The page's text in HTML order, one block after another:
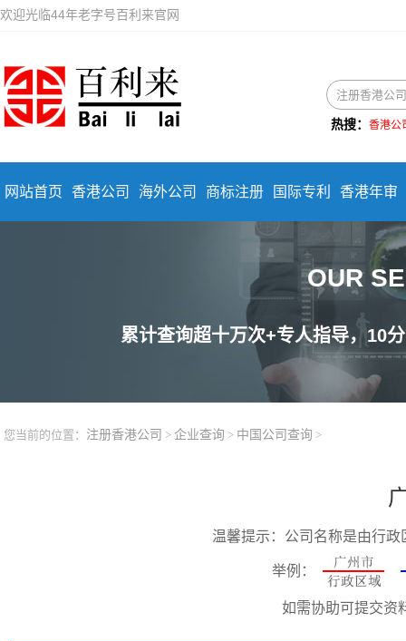
欢迎光临44年老字号百利来官网
热搜： 香港公
网站首页 香港公司 海外公司 商标注册 国际专利 香港年审
OUR
累计查询超十万次+专人指导，10
您当前的位置： 注册香港公司 > 企业查询 > 中国公司查询 >
温馨提示：公司名称是由行
举例：
如需协助可提交资